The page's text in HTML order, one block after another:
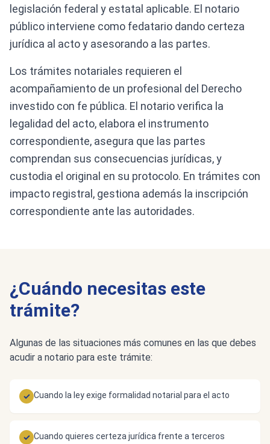
legislación federal y estatal aplicable. El notario
público interviene como fedatario dando certeza
jurídica al acto y asesorando a las partes.
Los trámites notariales requieren el
acompañamiento de un profesional del Derecho
investido con fe pública. El notario verifica la
legalidad del acto, elabora el instrumento
correspondiente, asegura que las partes
comprendan sus consecuencias jurídicas, y
custodia el original en su protocolo. En trámites con
impacto registral, gestiona además la inscripción
correspondiente ante las autoridades.
¿Cuándo necesitas este
trámite?
Algunas de las situaciones más comunes en las que debes
acudir a notario para este trámite:
✓ Cuando la ley exige formalidad notarial para el acto
✓ Cuando quieres certeza jurídica frente a terceros